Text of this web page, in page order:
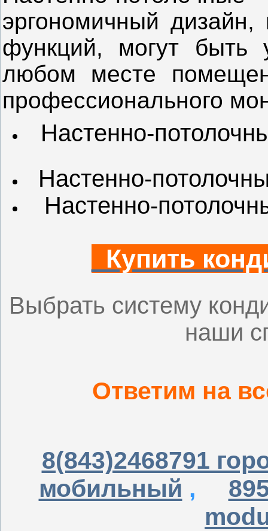
эргономичный
функций, могут быть
любом месте
профессионального
Настенно-
Настенно-
Настенно-
Купить
Выбрать систему
наши
Ответим на
8(843)2468791
мобильный ,